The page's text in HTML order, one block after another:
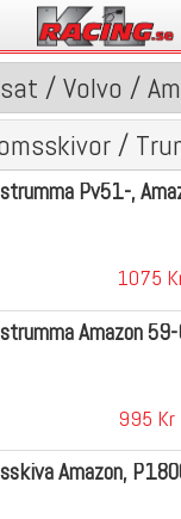
/ Volvo /
/
Pv51-,
1075
Amazon
995 Kr
Amazon,